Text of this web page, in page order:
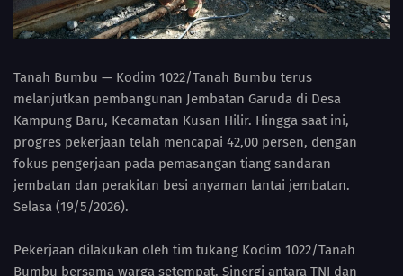
Tanah Bumbu — Kodim 1022/Tanah Bumbu terus
melanjutkan pembangunan Jembatan Garuda di Desa
Kampung Baru, Kecamatan Kusan Hilir. Hingga saat ini,
progres pekerjaan telah mencapai 42,00 persen, dengan
fokus pengerjaan pada pemasangan tiang sandaran
jembatan dan perakitan besi anyaman lantai jembatan.
Selasa (19/5/2026).
Pekerjaan dilakukan oleh tim tukang Kodim 1022/Tanah
Bumbu bersama warga setempat. Sinergi antara TNI dan